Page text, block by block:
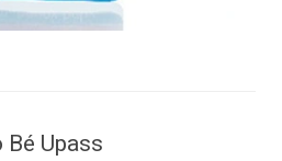
Bé Upass